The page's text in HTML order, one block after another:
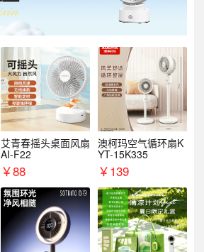
艾青春摇头桌面风扇
AI-F22
￥88
澳柯玛空气循环扇K
YT-15K335
￥139